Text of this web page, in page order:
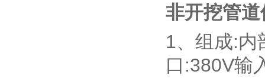
非开挖管
1、组成:内
口:380V输